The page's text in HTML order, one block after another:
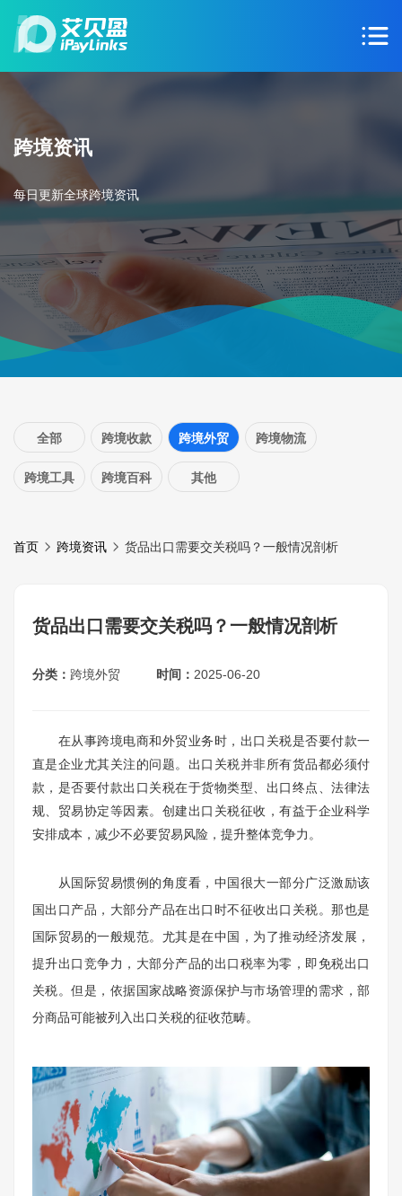
跨境资讯
每日更新全球跨境资讯
全部 跨境收款 跨境外贸 跨境物流
跨境工具 跨境百科 其他
首页 跨境资讯 货品出口需要交关税吗？一般情况剖析
货品出口需要交关税吗？一般情况剖析
分类： 跨境外贸 时间： 2025-06-20
在从事跨境电商和外贸业务时，出口关税是否要付款一
直是企业尤其关注的问题。出口关税并非所有货品都必须付
款，是否要付款出口关税在于货物类型、出口终点、法律法
规、贸易协定等因素。创建出口关税征收，有益于企业科学
安排成本，减少不必要贸易风险，提升整体竞争力。
从国际贸易惯例的角度看，中国很大一部分广泛激励该
国出口产品，大部分产品在出口时不征收出口关税。那也是
国际贸易的一般规范。尤其是在中国，为了推动经济发展，
提升出口竞争力，大部分产品的出口税率为零，即免税出口
关税。但是，依据国家战略资源保护与市场管理的需求，部
分商品可能被列入出口关税的征收范畴。